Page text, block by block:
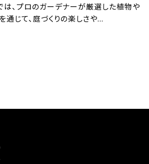
は、プロのガーデナーが厳選した植物や
通じて、庭づくりの楽しさや...